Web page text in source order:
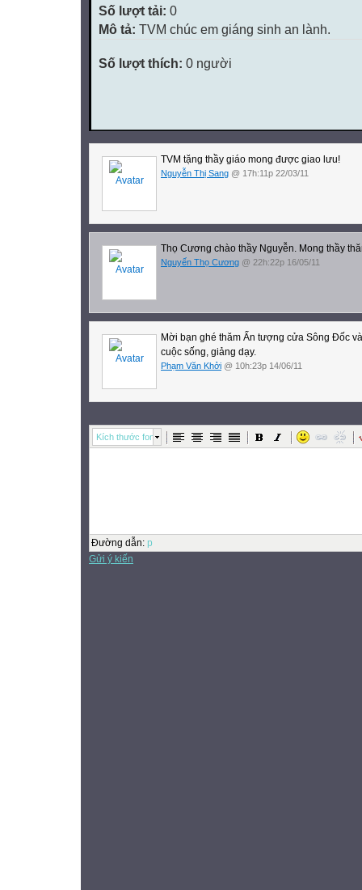
Số lượt tải: 0
Mô tả: TVM chúc em giáng sinh an lành.
Số lượt thích: 0 người
TVM tặng thầy giáo mong được giao lưu!
Nguyễn Thị Sang @ 17h:11p 22/03/11
Thọ Cương chào thầy Nguyễn. Mong thầy
Nguyến Thọ Cương @ 22h:22p 16/05/11
Mời bạn ghé thăm Ấn tượng cửa Sông Đốc
cuộc sống, giảng dạy.
Phạm Văn Khởi @ 10h:23p 14/06/11
Kích thước font
Đường dẫn: p
Gửi ý kiến